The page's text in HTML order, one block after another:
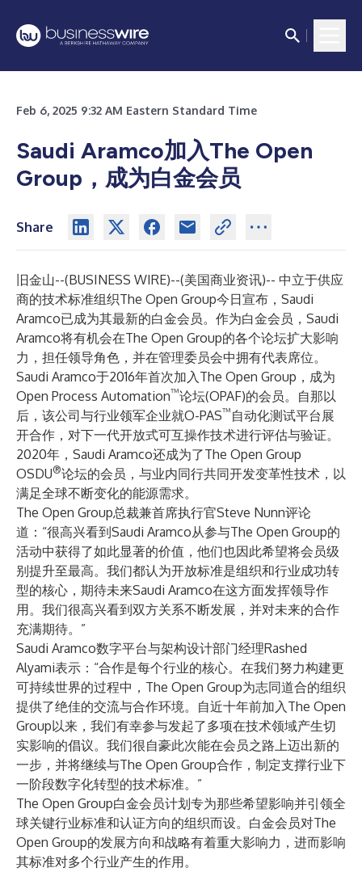
Feb 6, 2025 9:32 AM Eastern Standard Time
Saudi Aramco加入The Open
Group，成为白金会员
Share
旧金山--(BUSINESS WIRE)--(美国商业资讯)-- 中立于供应
商的技术标准组织The Open Group今日宣布，Saudi
Aramco已成为其最新的白金会员。作为白金会员，Saudi
Aramco将有机会在The Open Group的各个论坛扩大影响
力，担任领导角色，并在管理委员会中拥有代表席位。
Saudi Aramco于2016年首次加入The Open Group，成为
Open Process Automation™论坛(OPAF)的会员。自那以
后，该公司与行业领军企业就O-PAS™ 自动化测试平台展
开合作，对下一代开放式可互操作技术进行评估与验证。
2020年，Saudi Aramco还成为了The Open Group
OSDU®论坛的会员，与业内同行共同开发变革性技术，以
满足全球不断变化的能源需求。
The Open Group总裁兼首席执行官Steve Nunn评论
道：“很高兴看到Saudi Aramco从参与The Open Group的
活动中获得了如此显著的价值，他们也因此希望将会员级
别提升至最高。我们都认为开放标准是组织和行业成功转
型的核心，期待未来Saudi Aramco在这方面发挥领导作
用。我们很高兴看到双方关系不断发展，并对未来的合作
充满期待。”
Saudi Aramco数字平台与架构设计部门经理Rashed
Alyami表示：“合作是每个行业的核心。在我们努力构建更
可持续世界的过程中，The Open Group为志同道合的组织
提供了绝佳的交流与合作环境。自近十年前加入The Open
Group以来，我们有幸参与发起了多项在技术领域产生切
实影响的倡议。我们很自豪此次能在会员之路上迈出新的
一步，并将继续与The Open Group合作，制定支撑行业下
一阶段数字化转型的技术标准。”
The Open Group白金会员计划专为那些希望影响并引领全
球关键行业标准和认证方向的组织而设。白金会员对The
Open Group的发展方向和战略有着重大影响力，进而影响
其标准对多个行业产生的作用。